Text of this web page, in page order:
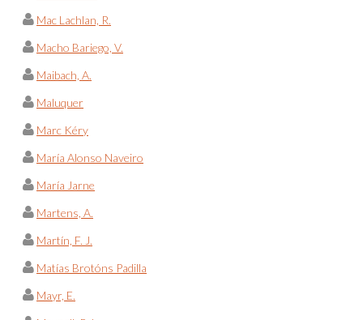
Mac Lachlan, R.
Macho Bariego, V.
Maibach, A.
Maluquer
Marc Kéry
María Alonso Naveiro
María Jarne
Martens, A.
Martín, F. J.
Matías Brotóns Padilla
Mayr, E.